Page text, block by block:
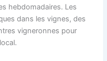
hebdomadaires. Les
dans les vignes, des
vigneronnes pour